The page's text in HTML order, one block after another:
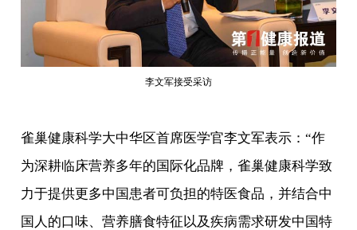
李文军接受采访
雀巢健康科学大中华区首席医学官李文军表示：“作
为深耕临床营养多年的国际化品牌，雀巢健康科学致
力于提供更多中国患者可负担的特医食品，并结合中
国人的口味、营养膳食特征以及疾病需求研发中国特